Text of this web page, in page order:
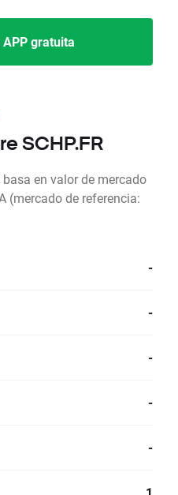
gratuita
SCHP.FR
en valor de mercado
(mercado de referencia:
-
-
-
-
-